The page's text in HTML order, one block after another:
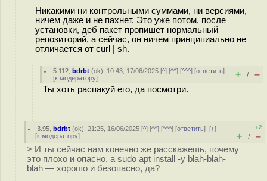
Никакими ни контрольными суммами, ни версиями,
ничем даже и не пахнет. Это уже потом, после
установки, деб пакет пропишет нормальный
репозиторий, а сейчас, он ничем принципиально не
отличается от curl | sh.
5.112 ,bdrbt (ok), 10:43, 17/06/2025 [^] [^^] [^^^] [ответить]
[к модератору] + / –
Ты хоть распакуй его, да посмотри.
3.95 ,bdrbt (ok), 21:25, 16/06/2025 [^] [^^] [^^^] [ответить][↑]
[к модератору]
+2
+ / –
> И ты сейчас нам конечно же расскажешь, почему
это плохо и опасно, а sudo apt install -y blah-blah-
blah — хорошо и безопасно, да?